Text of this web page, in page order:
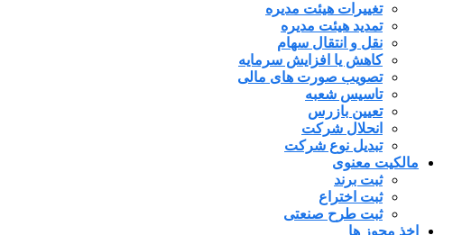
تغییرات هیئت مدیره
تمدید هیئت مدیره
نقل و انتقال سهام
کاهش یا افزایش سرمایه
تصویب صورت های مالی
تاسیس شعبه
تعیین بازرس
انحلال شرکت
تبدیل نوع شرکت
مالکیت معنوی
ثبت برند
ثبت اختراع
ثبت طرح صنعتی
اخذ مجوز ها